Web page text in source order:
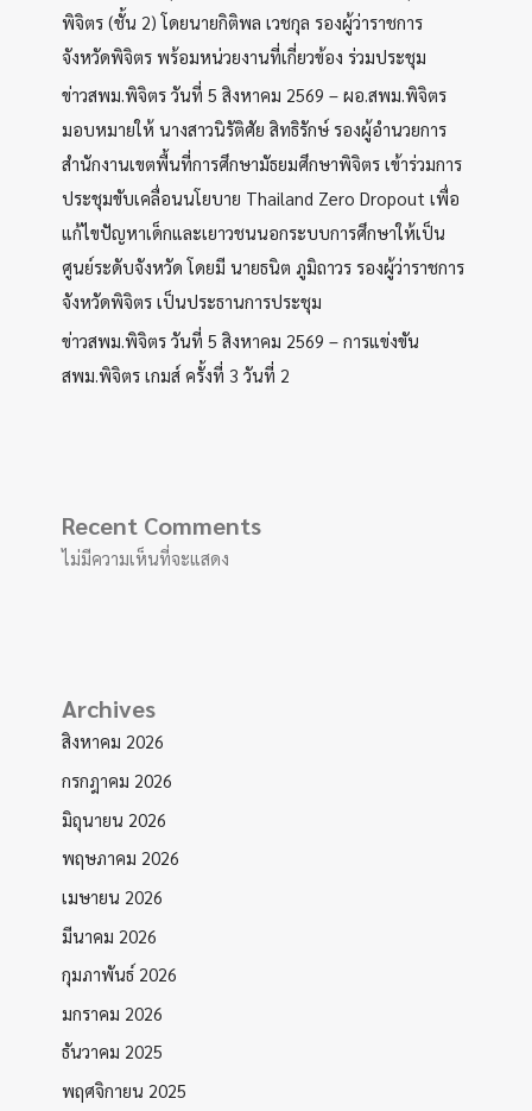
พิจิตร (ชั้น 2) โดยนายกิติพล เวชกุล รองผู้ว่าราชการ
จังหวัดพิจิตร พร้อมหน่วยงานที่เกี่ยวข้อง ร่วมประชุม
ข่าวสพม.พิจิตร วันที่ 5 สิงหาคม 2569 – ผอ.สพม.พิจิตร
มอบหมายให้ นางสาวนิรัติศัย สิทธิรักษ์ รองผู้อำนวยการ
สำนักงานเขตพื้นที่การศึกษามัธยมศึกษาพิจิตร เข้าร่วมการ
ประชุมขับเคลื่อนนโยบาย Thailand Zero Dropout เพื่อ
แก้ไขปัญหาเด็กและเยาวชนนอกระบบการศึกษาให้เป็น
ศูนย์ระดับจังหวัด โดยมี นายธนิต ภูมิถาวร รองผู้ว่าราชการ
จังหวัดพิจิตร เป็นประธานการประชุม
ข่าวสพม.พิจิตร วันที่ 5 สิงหาคม 2569 – การแข่งขัน
สพม.พิจิตร เกมส์ ครั้งที่ 3 วันที่ 2
Recent Comments
ไม่มีความเห็นที่จะแสดง
Archives
สิงหาคม 2026
กรกฎาคม 2026
มิถุนายน 2026
พฤษภาคม 2026
เมษายน 2026
มีนาคม 2026
กุมภาพันธ์ 2026
มกราคม 2026
ธันวาคม 2025
พฤศจิกายน 2025